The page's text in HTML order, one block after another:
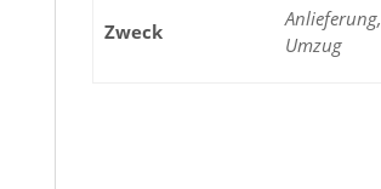
Zweck
Anlieferung,
Umzug